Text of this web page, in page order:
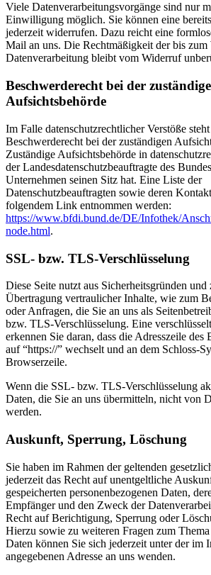
Viele Datenverarbeitungsvorgänge sind nur
Einwilligung möglich. Sie können eine
jederzeit widerrufen. Dazu reicht eine
Mail an uns. Die Rechtmäßigkeit der bis
Datenverarbeitung bleibt vom Widerruf
Beschwerderecht bei der
Aufsichtsbehörde
Im Falle datenschutzrechtlicher Verstöße
Beschwerderecht bei der zuständigen
Zuständige Aufsichtsbehörde in
der Landesdatenschutzbeauftragte des
Unternehmen seinen Sitz hat. Eine Liste der
Datenschutzbeauftragten sowie deren
folgendem Link entnommen werden:
https://www.bfdi.bund.de/DE/Infothek/
node.html.
SSL- bzw. TLS-Verschlüsselung
Diese Seite nutzt aus Sicherheitsgründen und
Übertragung vertraulicher Inhalte, wie zum
oder Anfragen, die Sie an uns als
bzw. TLS-Verschlüsselung. Eine
erkennen Sie daran, dass die Adresszeile des
auf “https://” wechselt und an dem Schloss-
Browserzeile.
Wenn die SSL- bzw. TLS-Verschlüsselung
Daten, die Sie an uns übermitteln, nicht von
werden.
Auskunft, Sperrung, Löschung
Sie haben im Rahmen der geltenden
jederzeit das Recht auf unentgeltliche
gespeicherten personenbezogenen Daten,
Empfänger und den Zweck der
Recht auf Berichtigung, Sperrung oder
Hierzu sowie zu weiteren Fragen zum Thema
Daten können Sie sich jederzeit unter der im
angegebenen Adresse an uns wenden.